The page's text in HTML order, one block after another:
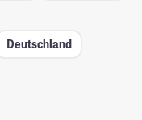
Deutschland